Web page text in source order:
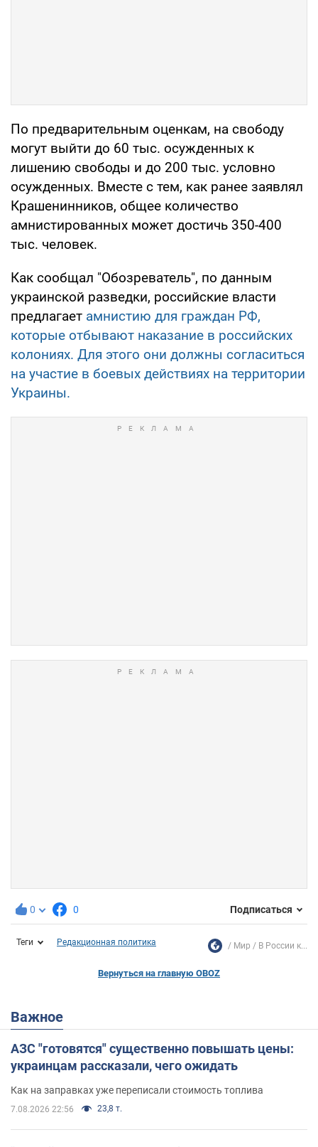
По предварительным оценкам, на свободу
могут выйти до 60 тыс. осужденных к
лишению свободы и до 200 тыс. условно
осужденных. Вместе с тем, как ранее заявлял
Крашенинников, общее количество
амнистированных может достичь 350-400
тыс. человек.
Как сообщал "Обозреватель", по данным
украинской разведки, российские власти
предлагает амнистию для граждан РФ,
которые отбывают наказание в российских
колониях. Для этого они должны согласиться
на участие в боевых действиях на территории
Украины.
0 0 Подписаться
Теги Редакционная политика Мир В России к...
Вернуться на главную OBOZ
Важное
АЗС "готовятся" существенно повышать цены:
украинцам рассказали, чего ожидать
Как на заправках уже переписали стоимость топлива
7.08.2026 22:56 23,8 т.